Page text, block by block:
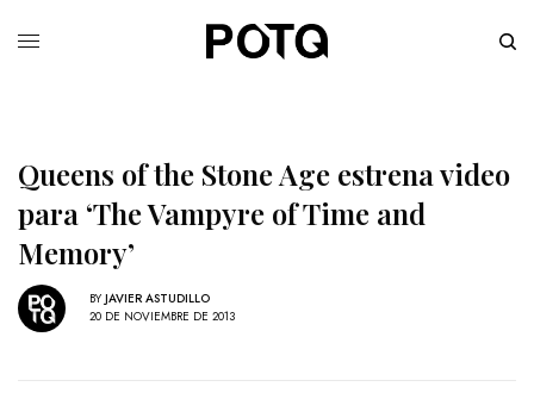
Queens of the Stone Age estrena video
para ‘The Vampyre of Time and
Memory’
BY JAVIER ASTUDILLO
20 DE NOVIEMBRE DE 2013